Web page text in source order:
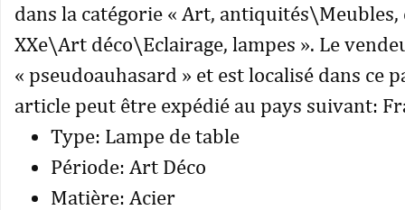
dans la catégorie « Art,
XXe\Art déco\Eclairage, lampes ». Le
« pseudoauhasard » et est localisé dans ce
article peut être expédié au pays suivant:
Type: Lampe de table
Période: Art Déco
Matière: Acier